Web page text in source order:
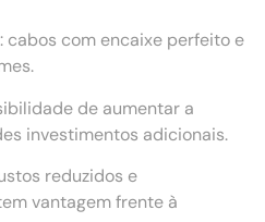
: cabos com encaixe perfeito e
de aumentar a
investimentos adicionais.
reduzidos e
vantagem frente à